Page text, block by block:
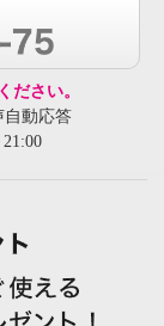
ださい。
自動応答